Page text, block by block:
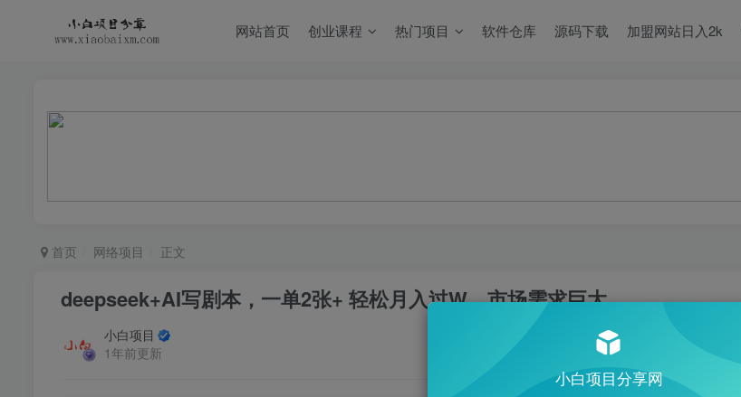
网站首页 创业课程 热门项目 软件仓库 源码下载 加盟网站日入2k
首页 网络项目 正文
deepseek+AI写剧本，一单2张+ 轻松月入过W，市场需求巨大
小白项目
1年前更新
小白项目分享网